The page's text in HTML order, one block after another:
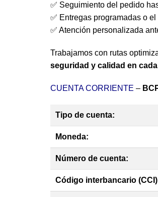
✅ Seguimiento del pedido
✅ Entregas programadas o
✅ Atención personalizada
Trabajamos con rutas
seguridad y calidad en
CUENTA CORRIENTE –
Tipo de cuenta:
Moneda:
Número de cuenta:
Código interbancario